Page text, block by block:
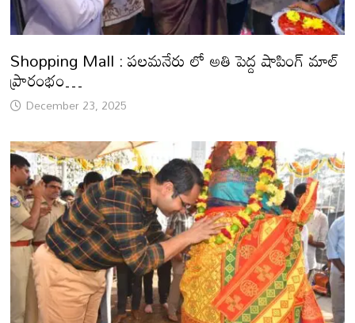
Shopping Mall : పలమనేరు లో అతి పెద్ద షాపింగ్ మాల్
ప్రారంభం…
December 23, 2025